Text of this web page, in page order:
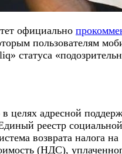
официально
пользователям
статуса
целях адресной
реестр
возврата налога на
(НДС),